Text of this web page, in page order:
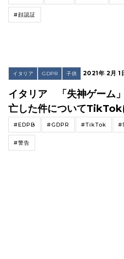
#顔認証
イタリア GDPR 子供 2021年 2月 1
イタリア 「失神ゲーム
亡した件についてTikTok
#EDPB #GDPR #TikTok #
#警告